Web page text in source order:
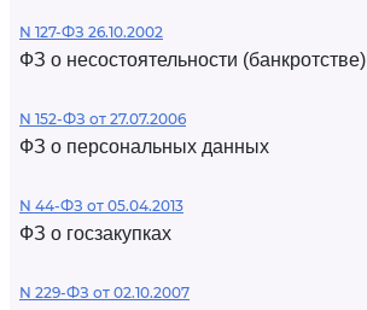
N 127-ФЗ 26.10.2002
ФЗ о несостоятельности (банкротстве)
N 152-ФЗ от 27.07.2006
ФЗ о персональных данных
N 44-ФЗ от 05.04.2013
ФЗ о госзакупках
N 229-ФЗ от 02.10.2007